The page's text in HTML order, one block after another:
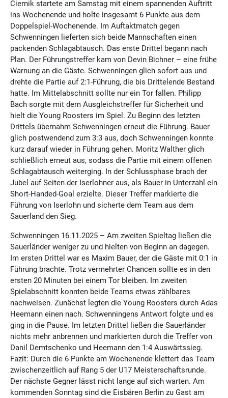
Ciernik startete am Samstag mit einem spannenden Auftritt
ins Wochenende und holte insgesamt 6 Punkte aus dem
Doppelspiel-Wochenende. Im Auftaktmatch gegen
Schwenningen lieferten sich beide Mannschaften einen
packenden Schlagabtausch. Das erste Drittel begann nach
Plan. Der Führungstreffer kam von Devin Bichner – eine frühe
Warnung an die Gäste. Schwenningen glich sofort aus und
drehte die Partie auf 2:1-Führung, die bis Drittelende Bestand
hatte. Im Mittelabschnitt sollte nur ein Tor fallen. Philipp
Bach sorgte mit dem Ausgleichstreffer für Sicherheit und
hielt die Young Roosters im Spiel. Zu Beginn des letzten
Drittels übernahm Schwenningen erneut die Führung. Bauer
glich postwendend zum 3:3 aus, doch Schwenningen konnte
kurz darauf wieder in Führung gehen. Moritz Walther glich
schließlich erneut aus, sodass die Partie mit einem offenen
Schlagabtausch weiterging. In der Schlussphase brach der
Jubel auf Seiten der Iserlohner aus, als Bauer in Unterzahl ein
Short-Handed-Goal erzielte. Dieser Treffer markierte die
Führung von Iserlohn und sicherte dem Team aus dem
Sauerland den Sieg.
Schwenningen 16.11.2025 – Am zweiten Spieltag ließen die
Sauerländer weniger zu und hielten von Beginn an dagegen.
Im ersten Drittel war es Maxim Bauer, der die Gäste mit 0:1 in
Führung brachte. Trotz vermehrter Chancen sollte es in den
ersten 20 Minuten bei einem Tor bleiben. Im zweiten
Spielabschnitt konnten beide Teams etwas zählbares
nachweisen. Zunächst legten die Young Roosters durch Adas
Heemann einen nach. Schwenningens Antwort folgte und es
ging in die Pause. Im letzten Drittel ließen die Sauerländer
nichts mehr anbrennen und markierten durch die Treffer von
Danil Demtschenko und Heemann den 1:4 Auswärtssieg.
Fazit: Durch die 6 Punkte am Wochenende klettert das Team
zwischenzeitlich auf Rang 5 der U17 Meisterschaftsrunde.
Der nächste Gegner lässt nicht lange auf sich warten. Am
kommenden Sonntag sind die Eisbären Berlin zu Gast am